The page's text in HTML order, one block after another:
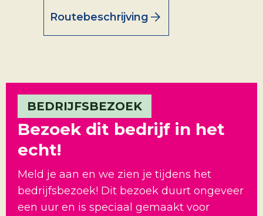
Routebeschrijving
BEDRIJFSBEZOEK
Bezoek dit bedrijf in het
echt!
Meld je aan en we zien je tijdens het
bedrijfsbezoek! Dit bezoek duurt ongeveer
een uur en is speciaal gemaakt voor